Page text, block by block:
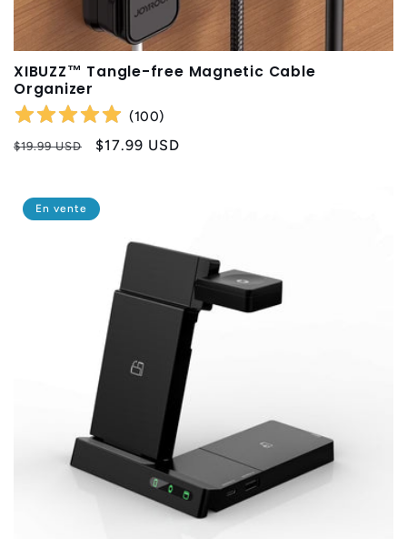
XIBUZZ™ Tangle-free Magnetic Cable
Organizer
(100)
Prix
$19.99 USD
Prix
$17.99 USD
En vente